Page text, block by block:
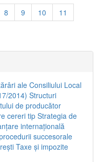
8 9 10
11
ale Consiliului Local
2014) Structuri
de producător
cereri tipStrategia de
internaţională
succesorale
Taxe şi impozite